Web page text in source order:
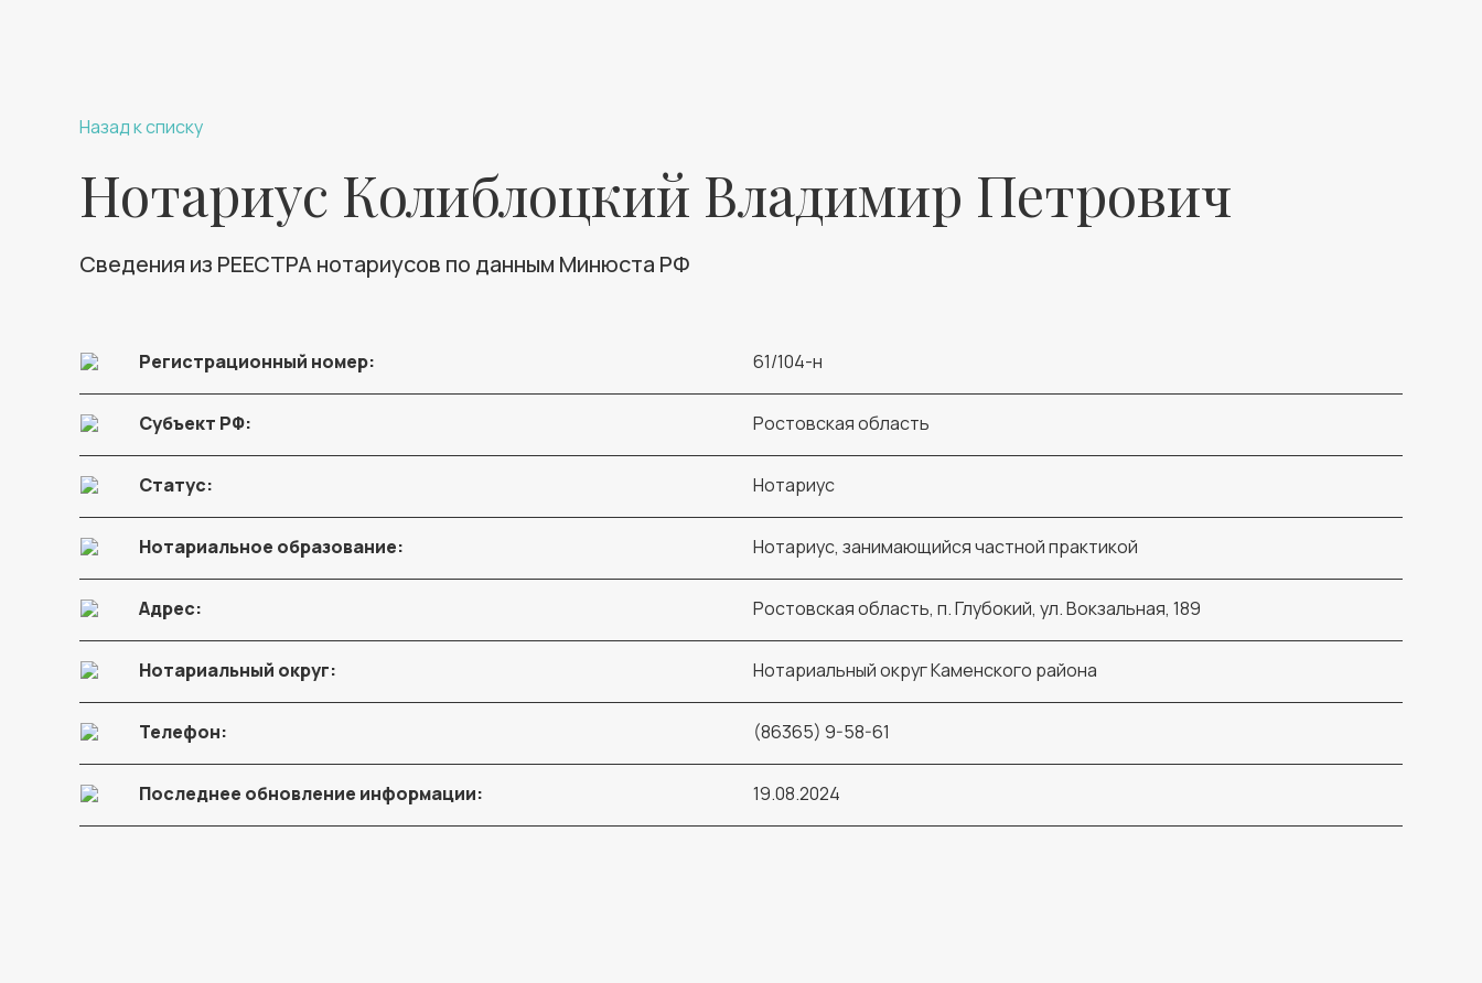
Назад к списку
Нотариус Колиблоцкий Владимир Петрович
Сведения из РЕЕСТРА нотариусов по данным Минюста РФ
Регистрационный номер: 61/104-н
Субъект РФ: Ростовская область
Статус: Нотариус
Нотариальное образование: Нотариус, занимающийся частной практикой
Адрес: Ростовская область, п. Глубокий, ул. Вокзальная, 189
Нотариальный округ: Нотариальный округ Каменского района
Телефон: (86365) 9-58-61
Последнее обновление информации: 19.08.2024